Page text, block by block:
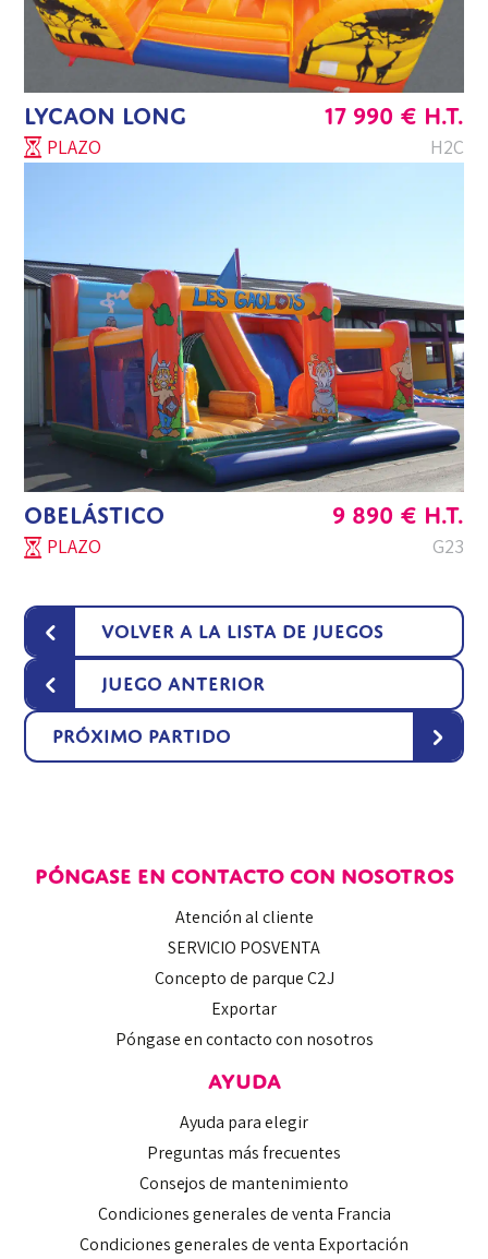
‹ Volver a la lista de juegos
‹ Juego anterior
Próximo partido ›
LYCAON LONG 17 990 € H.T.
PLAZO H2C
OBELÁSTICO 9 890 € H.T.
PLAZO G23
PÓNGASE EN CONTACTO CON NOSOTROS
Atención al cliente
SERVICIO POSVENTA
Concepto de parque C2J
Exportar
Póngase en contacto con nosotros
AYUDA
Ayuda para elegir
Preguntas más frecuentes
Consejos de mantenimiento
Condiciones generales de venta Francia
Condiciones generales de venta Exportación